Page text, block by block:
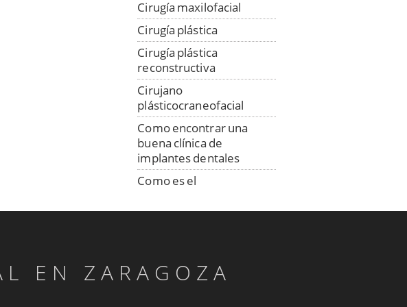
Cirugía maxilofacial
Cirugía plástica
Cirugía plástica
reconstructiva
Cirujano
plásticocraneofacial
Como encontrar una
buena clínica de
implantes dentales
Como es el
colocación de los
especialista en implantes
Confección digital
EN ZARAGOZA